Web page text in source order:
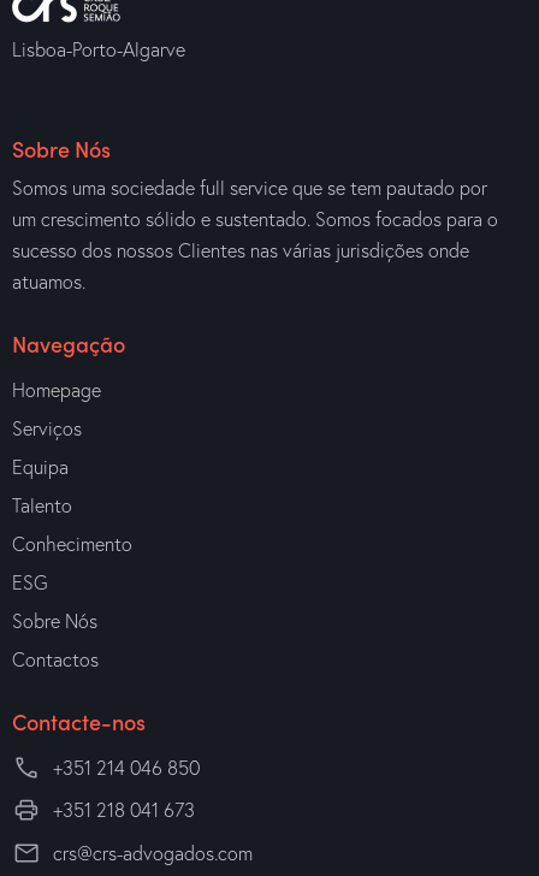
Lisboa-Porto-Algarve
Sobre Nós
Somos uma sociedade full service que se tem pautado por
um crescimento sólido e sustentado. Somos focados para o
sucesso dos nossos Clientes nas várias jurisdições onde
atuamos.
Navegação
Homepage
Serviços
Equipa
Talento
Conhecimento
ESG
Sobre Nós
Contactos
Contacte-nos
+351 214 046 850
+351 218 041 673
crs@crs-advogados.com